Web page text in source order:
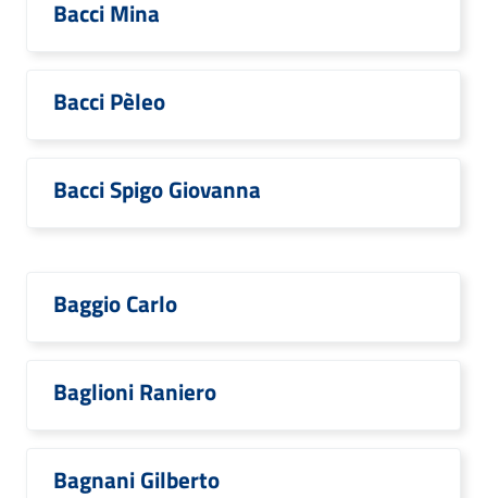
Bacci Mina
Bacci Pèleo
Bacci Spigo Giovanna
Baggio Carlo
Baglioni Raniero
Bagnani Gilberto